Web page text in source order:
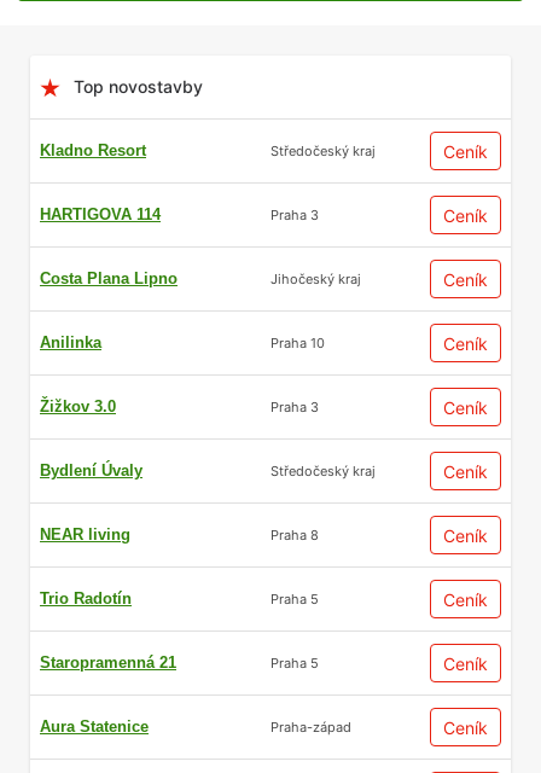
Top novostavby
Kladno Resort Středočeský kraj Ceník
HARTIGOVA 114 Praha 3 Ceník
Costa Plana Lipno Jihočeský kraj Ceník
Anilinka Praha 10 Ceník
Žižkov 3.0 Praha 3 Ceník
Bydlení Úvaly Středočeský kraj Ceník
NEAR living Praha 8 Ceník
Trio Radotín Praha 5 Ceník
Staropramenná 21 Praha 5 Ceník
Aura Statenice Praha-západ Ceník